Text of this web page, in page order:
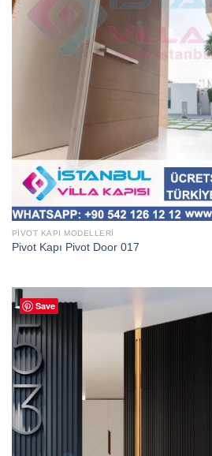
PIVOT KAPI MODELLERI
Pivot Kapı Pivot Door 017
Save